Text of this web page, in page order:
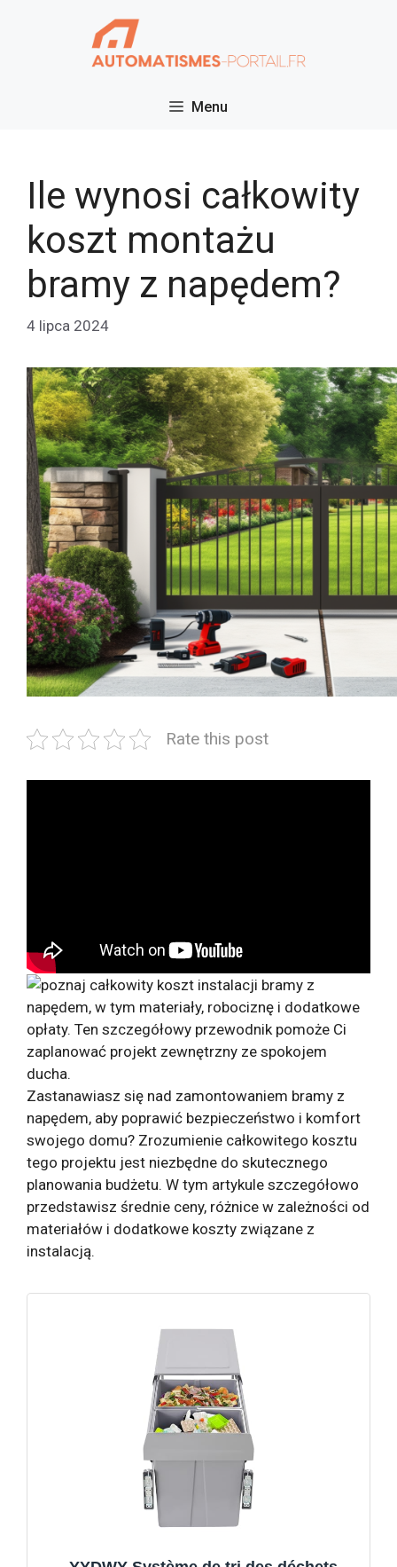
Menu
Ile wynosi całkowity
koszt montażu
bramy z napędem?
4 lipca 2024
Rate this post
Zastanawiasz się nad zamontowaniem bramy z
napędem, aby poprawić bezpieczeństwo i komfort
swojego domu? Zrozumienie całkowitego kosztu
tego projektu jest niezbędne do skutecznego
planowania budżetu. W tym artykule szczegółowo
przedstawisz średnie ceny, różnice w zależności od
materiałów i dodatkowe koszty związane z
instalacją.